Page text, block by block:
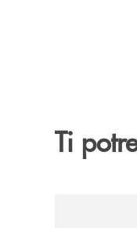
Ti